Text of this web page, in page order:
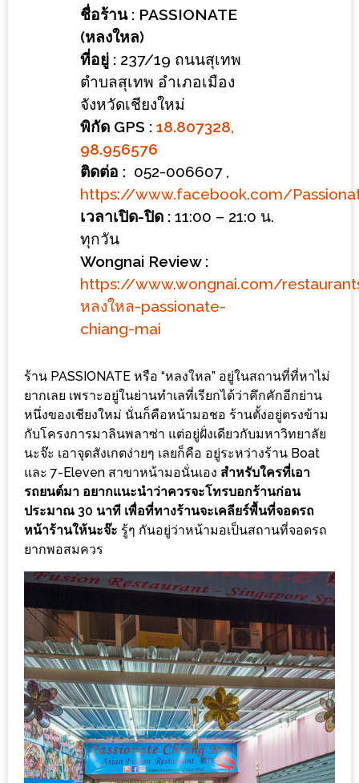
ร้าน
รวย
เสน่ห์
ของ
เชียงใหม่
ที่
ต้อง
ไป
ลอง
ร้าน
ถนน
คน
เดิน
วัน
อาทิตย์
ท่าแพ
เชียงใหม่
CART
DRAFT
–
บาร์บีคิว
สาว
เหนือ
กับ
สลัด
ชื่อร้าน : PASSIONATE
(หลงใหล)
ที่อยู่ : 237/19 ถนนสุเทพ
ตำบลสุเทพ อำเภอเมือง
จังหวัดเชียงใหม่
พิกัด GPS : 18.807328,
98.956576
ติดต่อ : 052-006607 ,
https://www.facebook.com/
เวลาเปิด-ปิด : 11:00 – 21:0 น.
ทุกวัน
Wongnai Review :
https://www.wongnai.com/
หลงใหล-passionate-
chiang-mai
ร้าน PASSIONATE หรือ “หลงใหล” อยู่ในสถานที่ที่หาไม่
ยากเลย เพราะอยู่ในย่านทำเลที่เรียกได้ว่าคึกคักอีกย่าน
หนึ่งของเชียงใหม่ นั่นก็คือหน้ามอชอ ร้านตั้งอยู่ตรงข้าม
กับโครงการมาลินพลาซ่า แต่อยู่ฝั่งเดียวกับมหาวิทยาลัย
นะจ๊ะ เอาจุดสังเกตง่ายๆ เลยก็คือ อยู่ระหว่างร้าน Boat
และ 7-Eleven สาขาหน้ามอนั่นเอง สำหรับใครที่เอา
รถยนต์มา อยากแนะนำว่าควรจะโทรบอกร้านก่อน
ประมาณ 30 นาที เพื่อที่ทางร้านจะเคลียร์พื้นที่จอดรถ
หน้าร้านให้นะจ๊ะ รู้ๆ กันอยู่ว่าหน้ามอเป็นสถานที่จอดรถ
ยากพอสมควร